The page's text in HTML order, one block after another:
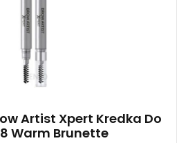
Artist Xpert Kredka Do
Warm Brunette